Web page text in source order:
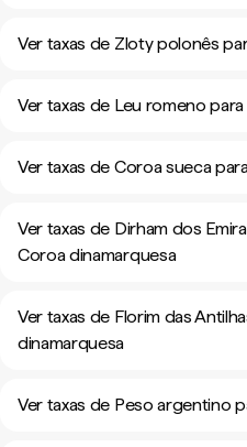
Ver taxas de Zloty polonês
Ver taxas de Leu romeno
Ver taxas de Coroa sueca
Ver taxas de Dirham dos
Coroa dinamarquesa
Ver taxas de Florim das
dinamarquesa
Ver taxas de Peso argentino